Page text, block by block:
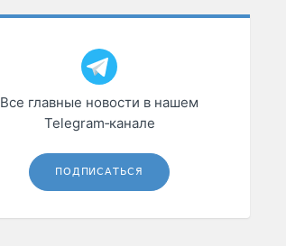
Все главные новости в нашем
Telegram‑канале
ПОДПИСАТЬСЯ